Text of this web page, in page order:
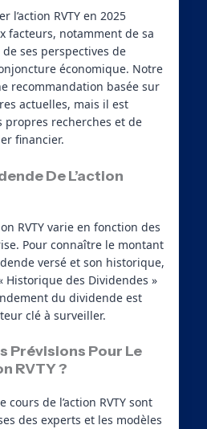
l’action RVTY en 2025
facteurs, notamment de sa
ses perspectives de
économique. Notre
recommandation basée sur
actuelles, mais il est
propres recherches et de
financier.
De L’action
RVTY varie en fonction des
Pour connaître le montant
versé et son historique,
Historique des Dividendes »
du dividende est
clé à surveiller.
Prévisions Pour Le
RVTY ?
cours de l’action RVTY sont
des experts et les modèles